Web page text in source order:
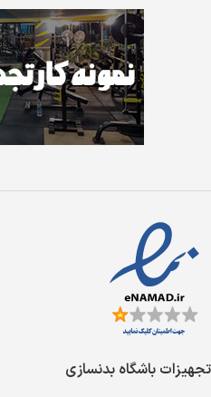
تجهیزات باشگاه بدنسازی